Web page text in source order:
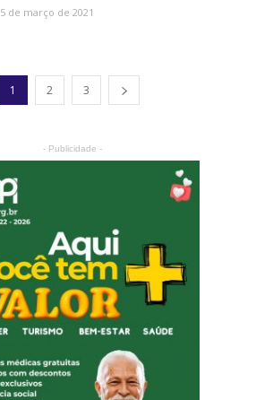
5 de março de 2021
1 2 3
- Publicidade -